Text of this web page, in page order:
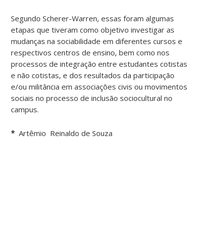
Segundo Scherer-Warren, essas foram algumas
etapas que tiveram como objetivo investigar as
mudanças na sociabilidade em diferentes cursos e
respectivos centros de ensino, bem como nos
processos de integração entre estudantes cotistas
e não cotistas, e dos resultados da participação
e/ou militância em associações civis ou movimentos
sociais no processo de inclusão sociocultural no
campus.
*Artêmio Reinaldo de Souza